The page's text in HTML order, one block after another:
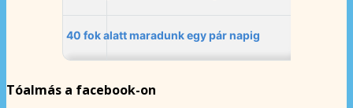
Tóalmás a facebook-on